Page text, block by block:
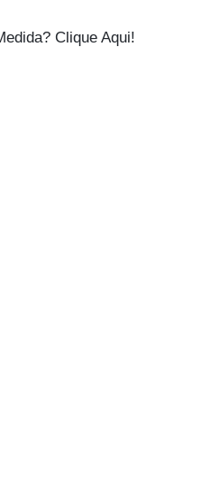
Clique Aqui!